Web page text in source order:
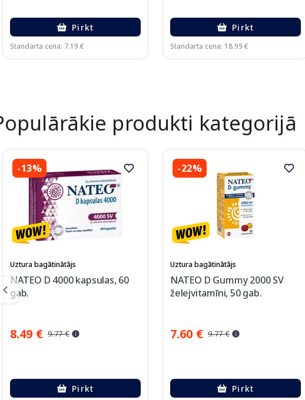
Pirkt
Standarta cena: 7.19 €
Pirkt
Standarta cena: 18.99 €
produkti kategorijā
-13%
Uztura bagātinātājs
NATEO D 4000 kapsulas, 60
gab.
8.49 € 9.77 €
Pirkt
-22%
Uztura bagātinātājs
NATEO D Gummy 2000 SV
želejvitamīni, 50 gab.
7.60 € 9.77 €
Pirkt